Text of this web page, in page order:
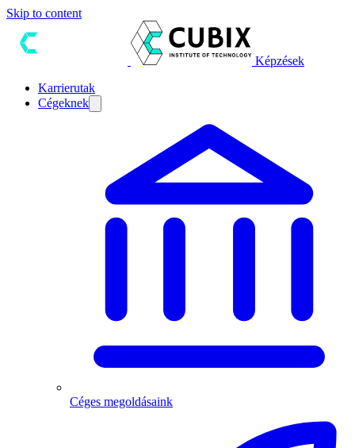
Skip to content
Képzések
Karrierutak
Cégeknek
Céges megoldásaink